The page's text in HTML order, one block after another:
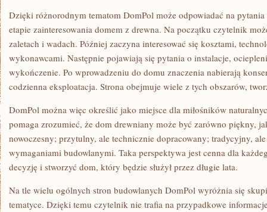
Dzięki różnorodnym tematom DomPol może odpowiadać na
etapie zainteresowania domem z drewna. Na początku czytelnik
zaletach i wadach. Później zaczyna interesować się kosztami,
wykonawcami. Następnie pojawiają się pytania o instalacje,
wykończenie. Po wprowadzeniu do domu znaczenia nabierają
codzienna eksploatacja. Strona obejmuje wiele z tych obszarów,
DomPol można więc określić jako miejsce dla miłośników
pomaga zrozumieć, że dom drewniany może być zarówno piękny,
nowoczesny; przytulny, ale technicznie dopracowany; tradycyjny,
wymaganiami budowlanymi. Taka perspektywa jest cenna dla
decyzję i stworzyć dom, który będzie służył przez długie lata.
Na tle wielu ogólnych stron budowlanych DomPol wyróżnia się
tematyce. Dzięki temu czytelnik nie trafia na przypadkowe